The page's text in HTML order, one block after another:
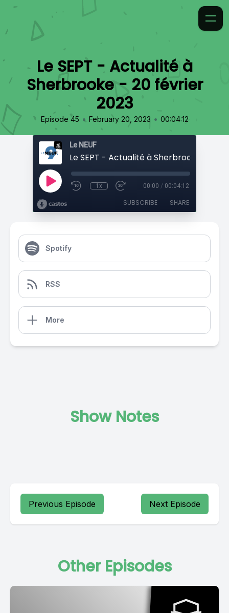
Le SEPT - Actualité à
Sherbrooke - 20 février
2023
Episode 45 • February 20, 2023 • 00:04:12
Le NEUF
1x 00:00 / 00:04:12
SUBSCRIBE SHARE
Spotify
RSS
More
Show Notes
Previous Episode Next Episode
Other Episodes